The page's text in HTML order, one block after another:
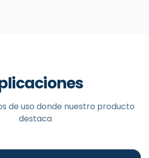
de uso donde nuestro producto
destaca